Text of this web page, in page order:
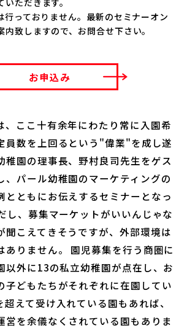
っておりません。最新のセミナーオン
致しますので、お問合せ下さい。
お申込み
、ここ十有余年にわたり常に入園希
員数を上回るという"偉業"を成し遂
稚園の理事長、野村良司先生をゲス
、パール幼稚園のマーケティングの
とともにお伝えするセミナーとなっ
し、募集マーケットがいいんじゃな
聞こえてきそうですが、外部環境は
ありません。 園児募集を行う商圏に
以外に13の私立幼稚園が点在し、お
子どもたちがそれぞれに在園してい
超えて受け入れている園もあれば、
営を余儀なくされている園もありま